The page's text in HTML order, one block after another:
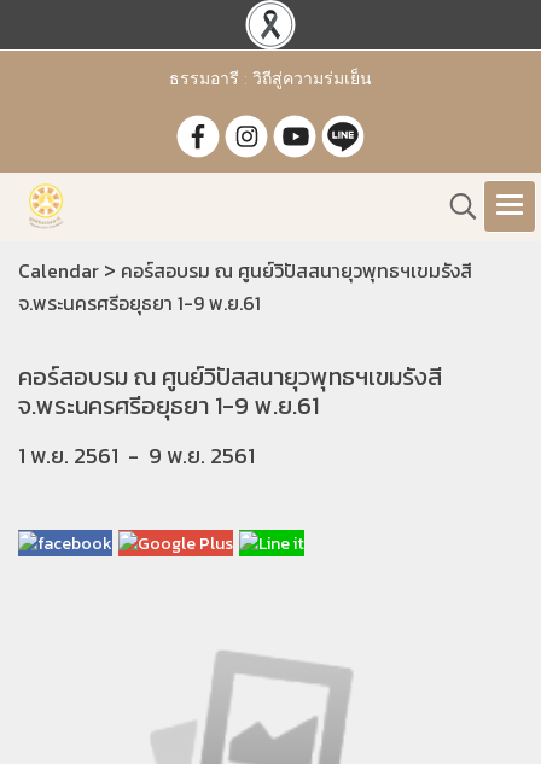
ธรรมอารี : วิถีสู่ความร่มเย็น
Calendar > คอร์สอบรม ณ ศูนย์วิปัสสนายุวพุทธฯเขมรังสี
จ.พระนครศรีอยุธยา 1-9 พ.ย.61
คอร์สอบรม ณ ศูนย์วิปัสสนายุวพุทธฯเขมรังสี
จ.พระนครศรีอยุธยา 1-9 พ.ย.61
1 พ.ย. 2561 - 9 พ.ย. 2561